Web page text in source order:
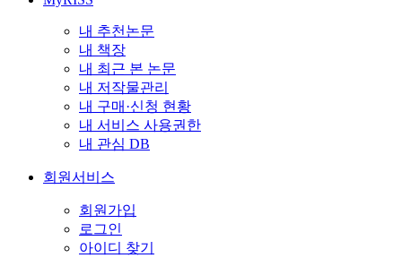
내 추천논문
내 책장
내 최근 본 논문
내 저작물관리
내 구매·신청 현황
내 서비스 사용권한
내 관심 DB
회원서비스
회원가입
로그인
아이디 찾기